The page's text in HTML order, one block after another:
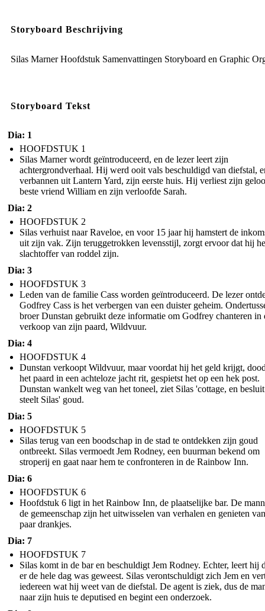
Storyboard Beschrijving
Silas Marner Hoofdstuk Samenvattingen Storyboard en Graphic
Storyboard Tekst
Dia: 1
HOOFDSTUK 1
Silas Marner wordt geïntroduceerd, en de lezer leert zijn
achtergrondverhaal. Hij werd ooit vals beschuldigd van diefstal,
verbannen uit Lantern Yard, zijn eerste huis. Hij verliest zijn
beste vriend William en zijn verloofde Sarah.
Dia: 2
HOOFDSTUK 2
Silas verhuist naar Raveloe, en voor 15 jaar hij hamstert de
uit zijn vak. Zijn teruggetrokken levensstijl, zorgt ervoor dat hij
slachtoffer van roddel zijn.
Dia: 3
HOOFDSTUK 3
Leden van de familie Cass worden geïntroduceerd. De lezer
Godfrey Cass is het verbergen van een duister geheim.
broer Dunstan gebruikt deze informatie om Godfrey chanteren in
verkoop van zijn paard, Wildvuur.
Dia: 4
HOOFDSTUK 4
Dunstan verkoopt Wildvuur, maar voordat hij het geld krijgt,
het paard in een achteloze jacht rit, gespietst het op een hek post.
Dunstan wankelt weg van het toneel, ziet Silas 'cottage, en
steelt Silas' goud.
Dia: 5
HOOFDSTUK 5
Silas terug van een boodschap in de stad te ontdekken zijn goud
ontbreekt. Silas vermoedt Jem Rodney, een buurman bekend om
stroperij en gaat naar hem te confronteren in de Rainbow Inn.
Dia: 6
HOOFDSTUK 6
Hoofdstuk 6 ligt in het Rainbow Inn, de plaatselijke bar. De
de gemeenschap zijn het uitwisselen van verhalen en genieten
paar drankjes.
Dia: 7
HOOFDSTUK 7
Silas komt in de bar en beschuldigt Jem Rodney. Echter, leert hij
er de hele dag was geweest. Silas verontschuldigt zich Jem en
iedereen wat hij weet van de diefstal. De agent is ziek, dus de
naar zijn huis te deputised en begint een onderzoek.